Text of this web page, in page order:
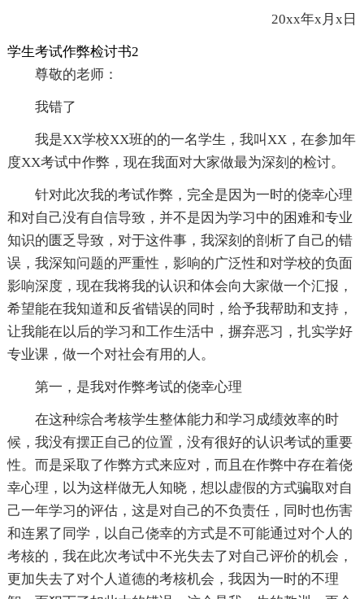
20xx年x月x日
学生考试作弊检讨书2
尊敬的老师：
我错了
我是XX学校XX班的的一名学生，我叫XX，在参加年
度XX考试中作弊，现在我面对大家做最为深刻的检讨。
针对此次我的考试作弊，完全是因为一时的侥幸心理
和对自己没有自信导致，并不是因为学习中的困难和专业
知识的匮乏导致，对于这件事，我深刻的剖析了自己的错
误，我深知问题的严重性，影响的广泛性和对学校的负面
影响深度，现在我将我的认识和体会向大家做一个汇报，
希望能在我知道和反省错误的同时，给予我帮助和支持，
让我能在以后的学习和工作生活中，摒弃恶习，扎实学好
专业课，做一个对社会有用的人。
第一，是我对作弊考试的侥幸心理
在这种综合考核学生整体能力和学习成绩效率的时
候，我没有摆正自己的位置，没有很好的认识考试的重要
性。而是采取了作弊方式来应对，而且在作弊中存在着侥
幸心理，以为这样做无人知晓，想以虚假的方式骗取对自
己一年学习的评估，这是对自己的不负责任，同时也伤害
和连累了同学，以自己侥幸的方式是不可能通过对个人的
考核的，我在此次考试中不光失去了对自己评价的机会，
更加失去了对个人道德的考核机会，我因为一时的不理